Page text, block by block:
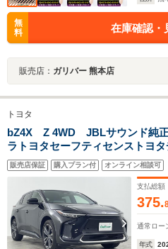
無
料
在庫確認・
販売店： ガリバー 熊本店
トヨタ
bZ4X Z 4WD JBLサウンド純正
ラトヨタセーフティセンストヨ
インナーミラー前後ドライブレコ
ETC2.0パワーバックドア黒革シ
販売店保証 購入プラン付 オンライン相談可
支払総額
375.
通常ロー
年式